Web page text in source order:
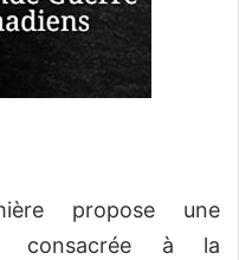
propose une
consacrée à la